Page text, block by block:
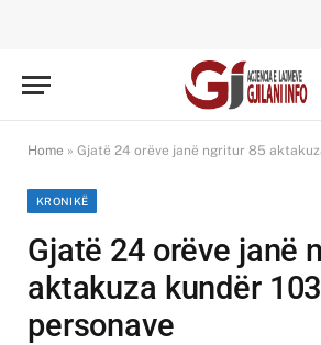
Home » Gjatë 24 orëve janë ngritur 85 aktakuza
KRONIKË
Gjatë 24 orëve janë
aktakuza kundër 103
personave